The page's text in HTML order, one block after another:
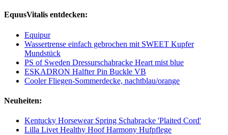
EquusVitalis entdecken:
Equipur
Wassertrense einfach gebrochen mit SWEET Kupfer
Mundstück
PS of Sweden Dressurschabracke Heart mist blue
ESKADRON Halfter Pin Buckle VB
Cooler Fliegen-Sommerdecke, nachtblau/orange
Neuheiten:
Kentucky Horsewear Spring Schabracke 'Plaited Cord'
Lilla Livet Healthy Hoof Harmony Hufpflege